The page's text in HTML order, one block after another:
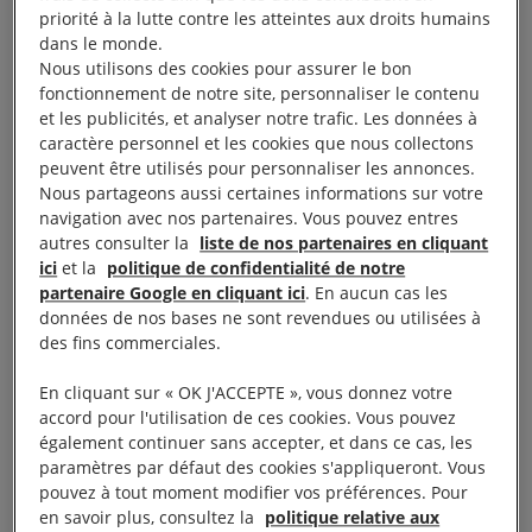
Je regarde les images de corps inertes, vivants et
morts, empilés par terre tandis que les policiers
marocains passent entre eux, en les secouant et en
leur donnant des coups avec leurs matraques pour
vérifier s’ils respirent ou bougent. Daniel Canales,
notre chercheur, s’est procuré des séquences non
publiées où l’on voit des membres de la police
espagnole livrer des réfugiés potentiels – la plupart
originaires du Soudan en guerre – aux policiers
marocains, sans aucun recueil d’informations ni
besoin d’une protection. Une fois remises à ces
policiers, celles-ci sont de nouveau battues par eux.
Amnesty International a demandé qu’une enquête
indépendante et approfondie soit menée sur le plus
priorité à la lutte contre les atteintes aux droits humains
dans le monde.
Nous utilisons des cookies pour assurer le bon
fonctionnement de notre site, personnaliser le contenu
et les publicités, et analyser notre trafic. Les données à
caractère personnel et les cookies que nous collectons
peuvent être utilisés pour personnaliser les annonces.
Nous partageons aussi certaines informations sur votre
navigation avec nos partenaires. Vous pouvez entres
autres consulter la liste de nos partenaires en cliquant
ici et la politique de confidentialité de notre
partenaire Google en cliquant ici. En aucun cas les
données de nos bases ne sont revendues ou utilisées à
des fins commerciales.
En cliquant sur « OK J'ACCEPTE », vous donnez votre
accord pour l'utilisation de ces cookies. Vous pouvez
également continuer sans accepter, et dans ce cas, les
paramètres par défaut des cookies s'appliqueront. Vous
pouvez à tout moment modifier vos préférences. Pour
en savoir plus, consultez la politique relative aux